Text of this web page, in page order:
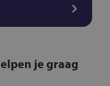
je graag